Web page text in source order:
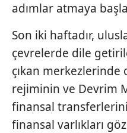
adımlar atmaya
Son iki haftadır,
çevrelerde dile
çıkan merkezlerinde
rejiminin ve Devrim
finansal
finansal varlıkları